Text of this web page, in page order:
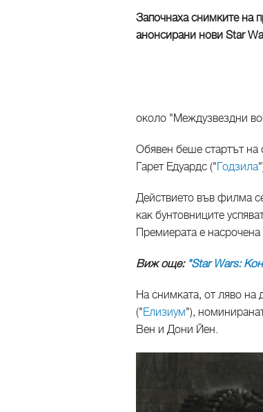
Започнаха снимките на
анонсирани нови Star
около "Междузвездни
Обявен беше стартът на
Гарет Едуардс ("Годзила
Действието във филма
как бунтовниците
Премиерата е
Виж още: "Star Wars:
На снимката, от ляво на
("Елизиум"),
Вен и Дони Йен.